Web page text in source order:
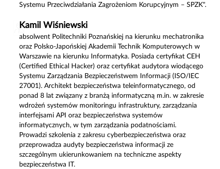
Systemu Przeciwdziałania Zagrożeniom Korupcyjnym – SPZK".
Kamil Wiśniewski
absolwent Politechniki Poznańskiej na kierunku mechatronika
oraz Polsko-Japońskiej Akademii Technik Komputerowych w
Warszawie na kierunku Informatyka. Posiada certyfikat CEH
(Certified Ethical Hacker) oraz certyfikat audytora wiodącego
Systemu Zarządzania Bezpieczeństwem Informacji (ISO/IEC
27001). Architekt bezpieczeństwa teleinformatycznego, od
ponad 8 lat związany z branżą informatyczną m.in. w zakresie
wdrożeń systemów monitoringu infrastruktury, zarządzania
interfejsami API oraz bezpieczeństwa systemów
informatycznych, w tym zarządzania podatnościami.
Prowadzi szkolenia z zakresu cyberbezpieczeństwa oraz
przeprowadza audyty bezpieczeństwa informacji ze
szczególnym ukierunkowaniem na techniczne aspekty
bezpieczeństwa IT.